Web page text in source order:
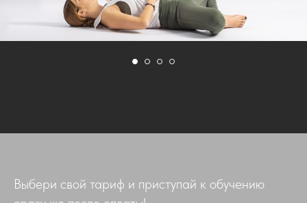
Выбери свой тариф и приступай к обучению